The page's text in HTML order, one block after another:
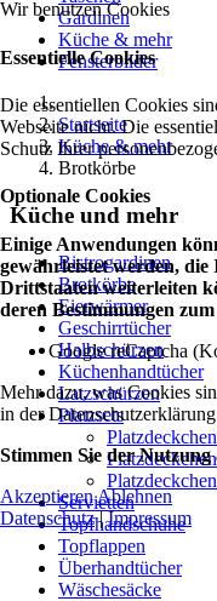
Gardinen
Küche & mehr
Fensterbilder
Startseite
Küche & mehr
Brotkörbe
Küche und mehr
Bistrogardinen
Brotkörbe
Eierwärmer
Geschirrtücher
Halbschürzen
Küchenhandtücher
Latzschürzen
Platzsets
Servietten
Topfhandschuhe
Topflappen
Überhandtücher
Wäschesäcke
Wir benutzen Cookies
Essentielle Cookies
Die essentiellen Cookies
Webseite nicht. Die
Schutz Ihrer
Optionale Cookies
Einige Anwendungen
gewährleistet werden,
Drittstaaten weiterleiten
deren Bestimmungen
Google reCaptcha
Mehr dazu, was Cookies
in der
Stimmen Sie der Nutzung
Akzeptieren Ablehnen
Datenschutz|Impressum